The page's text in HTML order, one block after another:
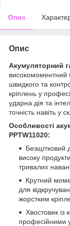
Опис
Опис
Акумуляторний
високомоментний
швидкого та
кріплень у
ударна дія та
точність навіть у
Особливості
PPTW11020:
Безщітковий
високу
тривалих
Крутний
для
жорстким
Хвостовик із
професійними